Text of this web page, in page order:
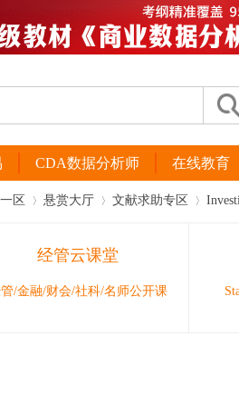
CDA数据分析师 在线教育
区 悬赏大厅 文献求助专区
经管云课堂
/金融/财会/社科/名师公开课